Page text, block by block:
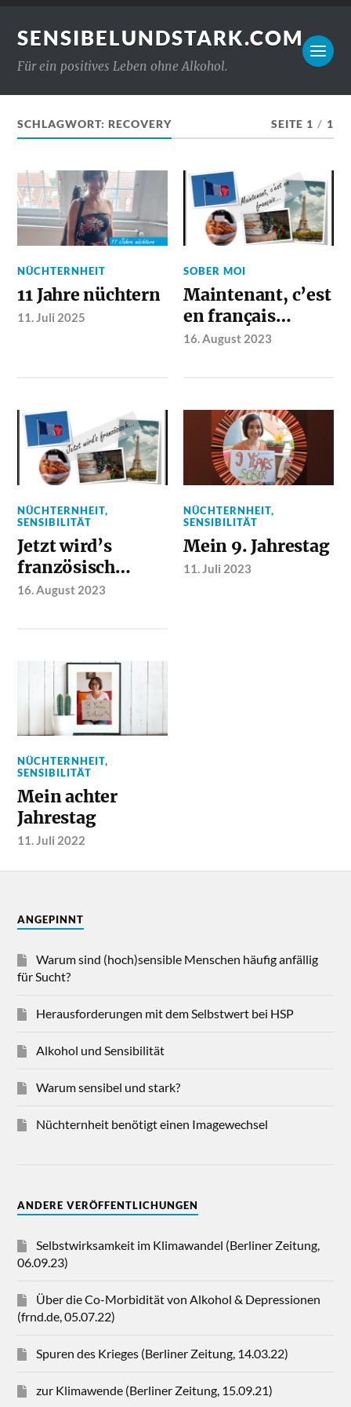
SENSIBELUNDSTARK.COM
Für ein positives Leben ohne Alkohol.
SCHLAGWORT:RECOVERY SEITE 1 / 1
NÜCHTERNHEIT
11 Jahre nüchtern
11. Juli 2025
SOBER MOI
Maintenant, c’est
en français…
16. August 2023
NÜCHTERNHEIT,
SENSIBILITÄT
Jetzt wird’s
französisch…
16. August 2023
NÜCHTERNHEIT,
SENSIBILITÄT
Mein 9. Jahrestag
11. Juli 2023
NÜCHTERNHEIT,
SENSIBILITÄT
Mein achter
Jahrestag
11. Juli 2022
ANGEPINNT
Warum sind (hoch)sensible Menschen häufig anfällig
für Sucht?
Herausforderungen mit dem Selbstwert bei HSP
Alkohol und Sensibilität
Warum sensibel und stark?
Nüchternheit benötigt einen Imagewechsel
ANDERE VERÖFFENTLICHUNGEN
Selbstwirksamkeit im Klimawandel (Berliner Zeitung,
06.09.23)
Über die Co-Morbidität von Alkohol & Depressionen
(frnd.de, 05.07.22)
Spuren des Krieges (Berliner Zeitung, 14.03.22)
zur Klimawende (Berliner Zeitung, 15.09.21)